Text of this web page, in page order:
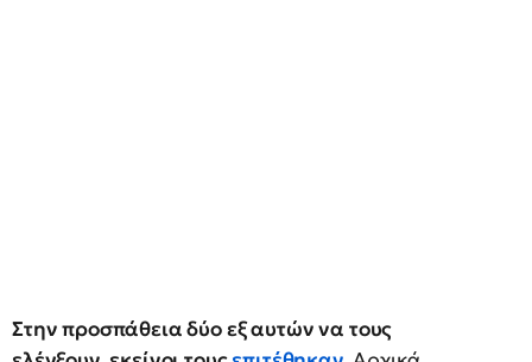
Στην προσπάθεια δύο εξ αυτών να τους